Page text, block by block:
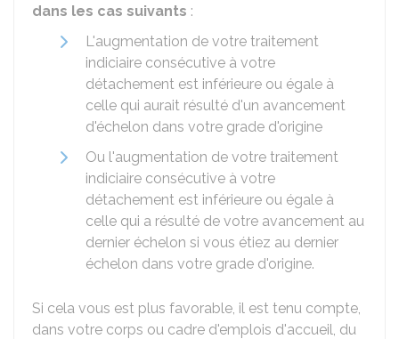
dans les cas suivants :
L'augmentation de votre traitement
indiciaire consécutive à votre
détachement est inférieure ou égale à
celle qui aurait résulté d'un avancement
d'échelon dans votre grade d'origine
Ou l'augmentation de votre traitement
indiciaire consécutive à votre
détachement est inférieure ou égale à
celle qui a résulté de votre avancement au
dernier échelon si vous étiez au dernier
échelon dans votre grade d'origine.
Si cela vous est plus favorable, il est tenu compte,
dans votre corps ou cadre d'emplois d'accueil, du